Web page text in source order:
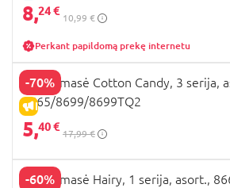
8,24 €
10,99 €
Perkant papildomą prekę internetu
-70%
IŠPARDAVIMAS
OOSH masė Cotton Candy, 3 serija,
8665/8699/8699TQ2
5,40 €
17,99 €
-60%
OOSH masė Hairy, 1 serija, asort.,